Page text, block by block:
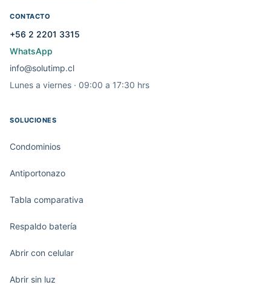
CONTACTO
+56 2 2201 3315
WhatsApp
info@solutimp.cl
Lunes a viernes · 09:00 a 17:30 hrs
SOLUCIONES
Condominios
Antiportonazo
Tabla comparativa
Respaldo batería
Abrir con celular
Abrir sin luz